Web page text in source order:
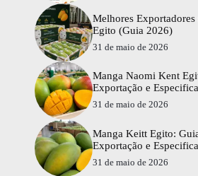
Melhores Exportadores
Egito (Guia 2026)
31 de maio de 2026
Manga Naomi Kent
Exportação e
31 de maio de 2026
Manga Keitt Egito:
Exportação e
31 de maio de 2026